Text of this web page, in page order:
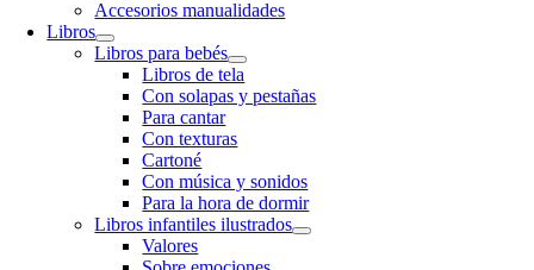
Accesorios manualidades
Libros
Libros para bebés
Libros de tela
Con solapas y pestañas
Para cantar
Con texturas
Cartoné
Con música y sonidos
Para la hora de dormir
Libros infantiles ilustrados
Valores